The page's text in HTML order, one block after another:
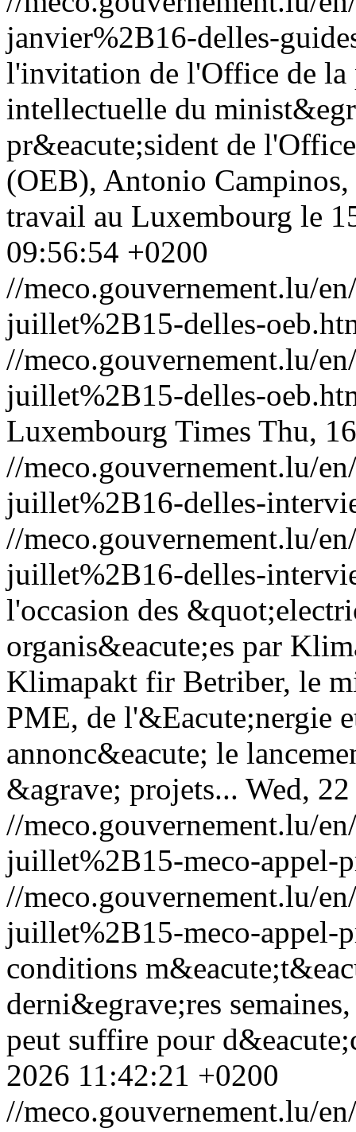
janvier%2B16-delles-
l'invitation de l'Office de la
intellectuelle du
pr&eacute;sident de
(OEB), Antonio
travail au Luxembourg le
09:56:54 +0200
//meco.gouvernement.lu/
juillet%2B15-delles-
//meco.gouvernement.lu/
juillet%2B15-delles-
Luxembourg Times Thu,
//meco.gouvernement.lu/
juillet%2B16-delles-
//meco.gouvernement.lu/
juillet%2B16-delles-
l'occasion des
organis&eacute;es par
Klimapakt fir Betriber, le
PME, de l'&Eacute;nergie
annonc&eacute; le
&agrave; projets... Wed,
//meco.gouvernement.lu/
juillet%2B15-meco-appel-
//meco.gouvernement.lu/
juillet%2B15-meco-appel-
conditions
derni&egrave;res
peut suffire pour
2026 11:42:21 +0200
//meco.gouvernement.lu/